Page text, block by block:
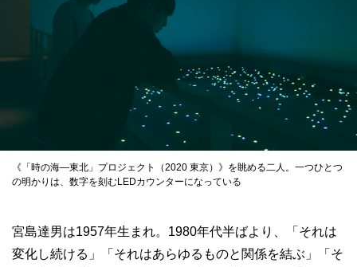
《「時の海―東北」プロジェクト（2020 東京）》を眺める二人。一つひとつ
の明かりは、数字を刻むLEDカウンターになっている
宮島達男は1957年生まれ。1980年代半ばより、「それは
変化し続ける」「それはあらゆるものと関係を結ぶ」「そ